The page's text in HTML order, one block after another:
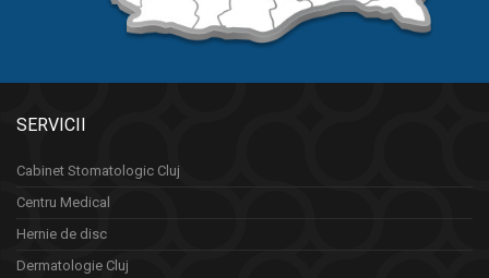
SERVICII
Cabinet Stomatologic Cluj
Centru Medical
Hernie de disc
Dermatologie Cluj